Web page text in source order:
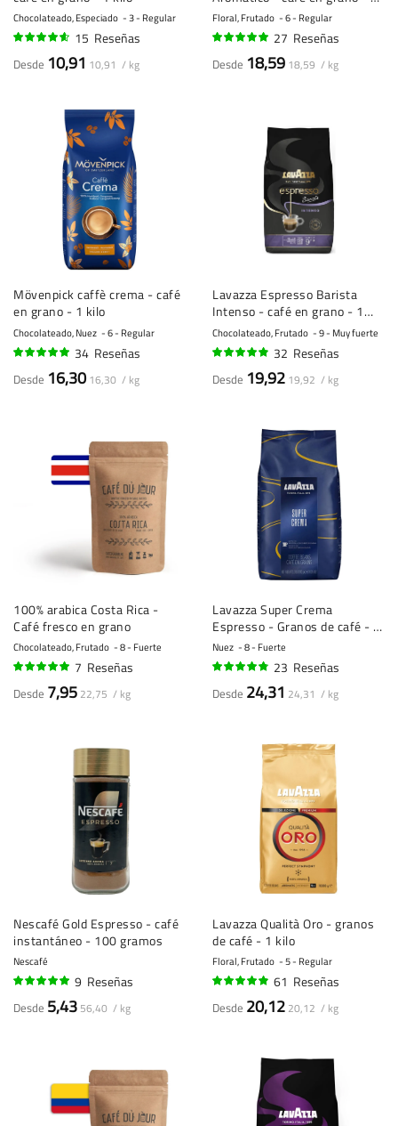
Chocolateado, Especiado 3 - Regular
15 Reseñas
Desde 10,91 10,91 / kg
kilo
Floral, Frutado 6 - Regular
27 Reseñas
Desde 18,59 18,59 / kg
Mövenpick caffè crema - café
en grano - 1 kilo
Chocolateado, Nuez 6 - Regular
34 Reseñas
Desde 16,30 16,30 / kg
Lavazza Espresso Barista
Intenso - café en grano - 1
kilo
Chocolateado, Frutado 9 - Muy fuerte
32 Reseñas
Desde 19,92 19,92 / kg
100% arabica Costa Rica -
Café fresco en grano
Chocolateado, Frutado 8 - Fuerte
7 Reseñas
Desde 7,95 22,75 / kg
Lavazza Super Crema
Espresso - Granos de café - 1
kilo
Nuez 8 - Fuerte
23 Reseñas
Desde 24,31 24,31 / kg
Nescafé Gold Espresso - café
instantáneo - 100 gramos
Nescafé
9 Reseñas
Desde 5,43 56,40 / kg
Lavazza Qualità Oro - granos
de café - 1 kilo
Floral, Frutado 5 - Regular
61 Reseñas
Desde 20,12 20,12 / kg